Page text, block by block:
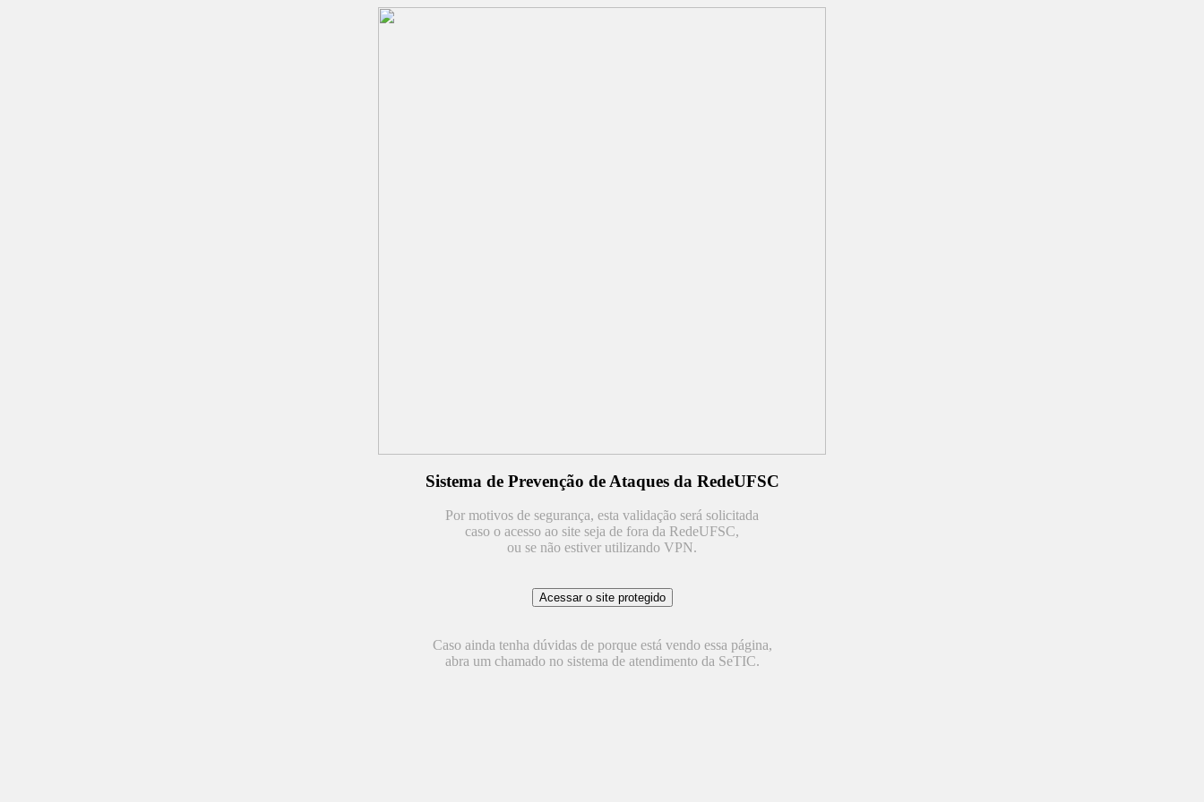
Sistema de Prevenção de Ataques da RedeUFSC
Por motivos de segurança, esta validação será solicitada
caso o acesso ao site seja de fora da RedeUFSC,
ou se não estiver utilizando VPN.
Caso ainda tenha dúvidas de porque está vendo essa página,
abra um chamado no sistema de atendimento da SeTIC.